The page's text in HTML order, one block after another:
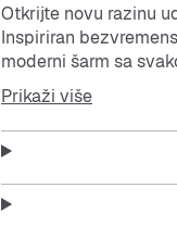
Otkrijte novu razinu
Inspiriran
moderni šarm sa
Cloudfoam u
da idete u teretanu,
natikače stvorene su
Podstavljena traka
Prikaži više